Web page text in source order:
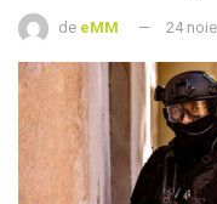
de eMM 24